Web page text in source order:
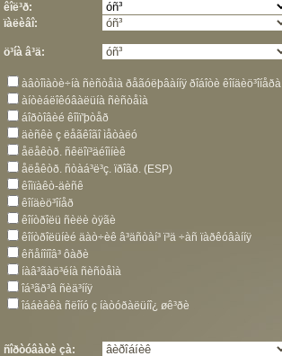
êîë³ð:
ïàëèâî:
ö³íà â³ä:
àâòîìàòè÷íà ñèñòåìà ðåãóëþâàííÿ ðîáîòè êîíäèö³îíåðà
àíòèáëîêóâàëüíà ñèñòåìà
áîðòîâèé êîìï'þòåð
äèñêè ç ëåãêîãî ìåòàëó
åëåêòð. ñêëîï³äéîìíèê
åëåêòð. ñòàá³ë³ç. ïðîãð. (ESP)
êîìïàêò-äèñê
êîíäèö³îíåð
êîíòðîëü ñèëè òÿãè
êîíòðîëüíèé äàò÷èê â³äñòàí³ ï³ä ÷àñ ïàðêóâàííÿ
êñåíîíîâ³ ôàðè
íàâ³ãàö³éíà ñèñòåìà
îá³ãð³â ñèä³ííÿ
îááèâêà ñëîíó ç íàòóðàëüíî¿ øê³ðè
ñîðòóâàòè çà: